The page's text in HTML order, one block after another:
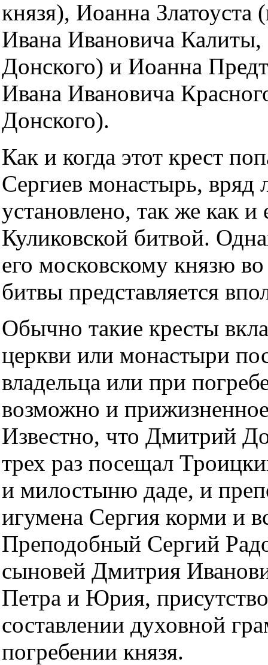
князя), Иоанна Златоуста
Ивана Ивановича
Донского) и Иоанна
Ивана Ивановича
Донского).
Как и когда этот крест
Сергиев монастырь, вряд
установлено, так же как и
Куликовской битвой.
его московскому князю
битвы представляется
Обычно такие кресты
церкви или монастыри
владельца или при
возможно и
Известно, что Дмитрий
трех раз посещал
и милостыню даде, и
игумена Сергия корми и
Преподобный Сергий
сыновей Дмитрия
Петра и Юрия,
составлении духовной
погребении князя.